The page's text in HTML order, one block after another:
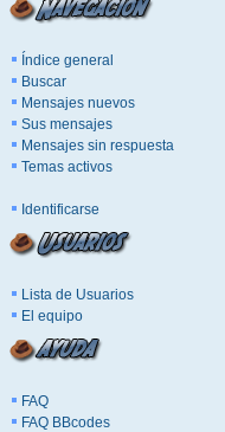
Índice general
Buscar
Mensajes nuevos
Sus mensajes
Mensajes sin respuesta
Temas activos
Identificarse
Lista de Usuarios
El equipo
FAQ
FAQ BBcodes